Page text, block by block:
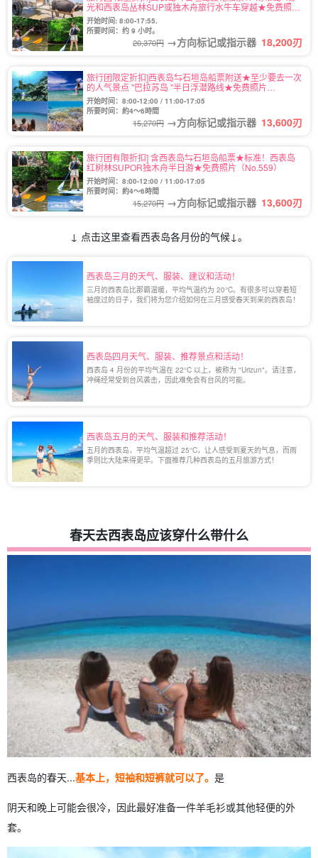
光和西表岛丛林SUP或独木舟旅行水牛车穿越★免费照片
（No.546）
开始时间: 8:00-17:55.
所要时间：约 9 小时。
20,370円 →方向标记或指示器 18,200刃
旅行团限定折扣]西表岛⇆石垣岛船票附送★至少要去一次
的人气景点 "巴拉苏岛 "半日浮潜路线★免费照片
（No.486）
开始时间：8:00-12:00 / 11:00-17:05
所要时间：約4～6時間
15,270円 →方向标记或指示器 13,600刃
旅行团有限折扣] 含西表岛⇆石垣岛船票★标准！西表岛
红树林SUPOR独木舟半日游★免费照片（No.559）
开始时间：8:00-12:00 / 11:00-17:05
所要时间：約4～6時間
15,270円 →方向标记或指示器 13,600刃
↓ 点击这里查看西表岛各月份的气候↓。
西表岛三月的天气、服装、建议和活动！
三月的西表岛比那霸温暖，平均气温约为 20°C。有很多可以穿着短
袖度过的日子，我们将为您介绍如何在三月感受春天到来的西表岛！
西表岛四月天气、服装、推荐景点和活动！
西表岛 4 月份的平均气温在 22°C 以上，被称为 "Urizun"。请注意，
冲绳经常受到台风袭击，因此难免会有台风的可能。
西表岛五月的天气、服装和推荐活动！
五月的西表岛，平均气温超过 25°C，让人感受到夏天的气息，而雨
季则比大陆来得更早。下面推荐几种西表岛的五月旅游方式！
春天去西表岛应该穿什么带什么
西表岛的春天...基本上，短袖和短裤就可以了。 是
阴天和晚上可能会很冷，因此最好准备一件羊毛衫或其他轻便的外
套。